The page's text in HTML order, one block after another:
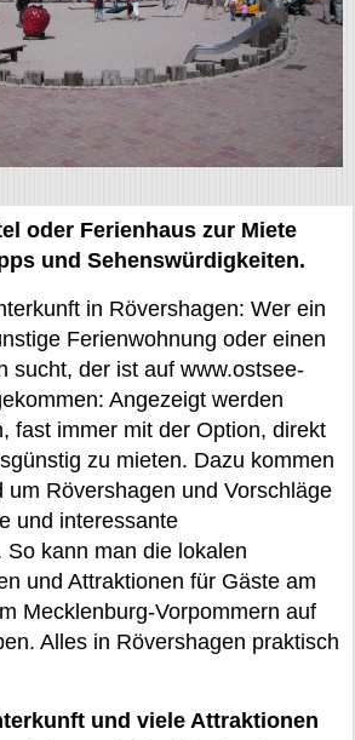
oder Ferienhaus zur Miete
und Sehenswürdigkeiten.
in Rövershagen: Wer ein
Ferienwohnung oder einen
sucht, der ist auf www.ostsee-
Angezeigt werden
fast immer mit der Option, direkt
zu mieten. Dazu kommen
um Rövershagen und Vorschläge
und interessante
So kann man die lokalen
und Attraktionen für Gäste am
Mecklenburg-Vorpommern auf
Alles in Rövershagen praktisch
und viele Attraktionen